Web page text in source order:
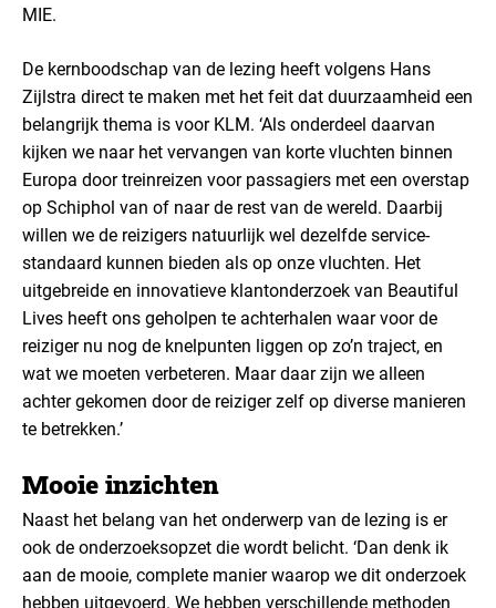
MIE.
De kernboodschap van de lezing heeft volgens Hans
Zijlstra direct te maken met het feit dat duurzaamheid een
belangrijk thema is voor KLM. ‘Als onderdeel daarvan
kijken we naar het vervangen van korte vluchten binnen
Europa door treinreizen voor passagiers met een overstap
op Schiphol van of naar de rest van de wereld. Daarbij
willen we de reizigers natuurlijk wel dezelfde service-
standaard kunnen bieden als op onze vluchten. Het
uitgebreide en innovatieve klantonderzoek van Beautiful
Lives heeft ons geholpen te achterhalen waar voor de
reiziger nu nog de knelpunten liggen op zo’n traject, en
wat we moeten verbeteren. Maar daar zijn we alleen
achter gekomen door de reiziger zelf op diverse manieren
te betrekken.’
Mooie inzichten
Naast het belang van het onderwerp van de lezing is er
ook de onderzoeksopzet die wordt belicht. ‘Dan denk ik
aan de mooie, complete manier waarop we dit onderzoek
hebben uitgevoerd. We hebben verschillende methoden